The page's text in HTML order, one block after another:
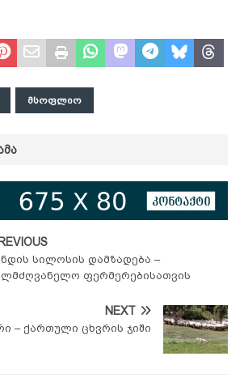
ᲛᲡᲝᲤᲚᲘᲝ
სილოსის დამზადება –
ფერმერებისათვის
NEXT
– ქართული ცხვრის ჯიში